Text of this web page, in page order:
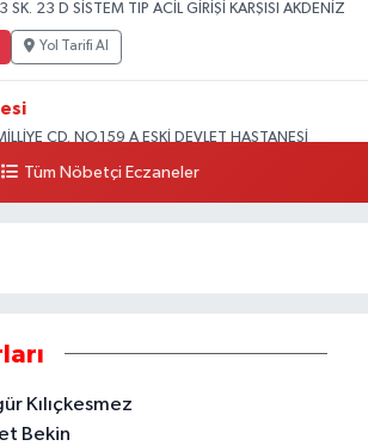
SK. 23 D SİSTEM TIP ACİL GİRİŞİ KARŞISI AKDENİZ
Yol Tarifi Al
CD. NO.159 A ESKİ DEVLET HASTANESİ
Tüm Nöbetçi Eczaneler
Kılıçkesmez
Bekin